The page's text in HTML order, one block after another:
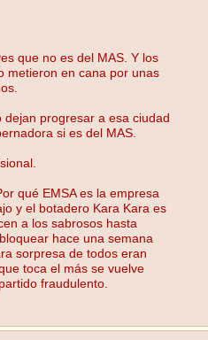
que no es del MAS. Y los
metieron en cana por unas
progresar a esa ciudad
si es del MAS.
qué EMSA es la empresa
y el botadero Kara Kara es
a los sabrosos hasta
hace una semana
sorpresa de todos eran
toca el más se vuelve
fraudulento.